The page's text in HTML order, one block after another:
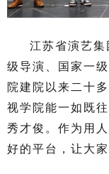
江苏省演艺
级导演、国家一
院建院以来二十
视学院能一如既
秀才俊。作为用
好的平台，让大